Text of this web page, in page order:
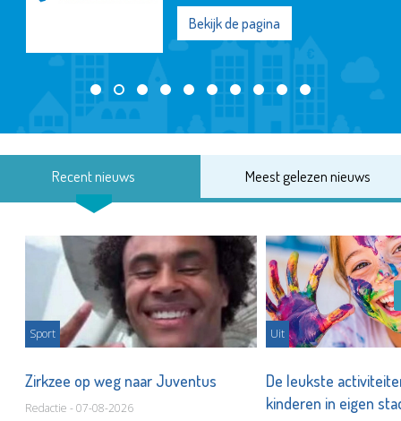
Bekijk de pagina
Recent nieuws Meest gelezen nieuws
Sport
Zirkzee op weg naar Juventus
Redactie - 07-08-2026
Uit
De leukste
kinderen in eigen